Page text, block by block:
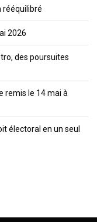
rééquilibré
2026
des poursuites
remis le 14 mai à
électoral en un seul